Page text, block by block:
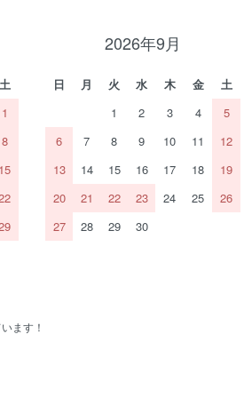
土
1
8
15
2026年9月
日 月 火 水 木 金
土
1
2 3 4
5
6
7 8 9 10 11
12
13
14 15 16 17 18
19
20
21 22 23 24 25
26
27
28 29 30
ます！